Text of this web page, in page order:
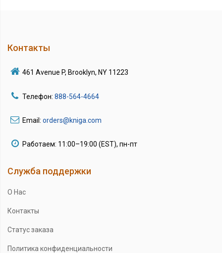
Контакты
461 Avenue P, Brooklyn, NY 11223
Телефон: 888-564-4664
Email: orders@kniga.com
Работаем: 11:00–19:00 (EST), пн-пт
Служба поддержки
О Нас
Контакты
Статус заказа
Политика конфиденциальности